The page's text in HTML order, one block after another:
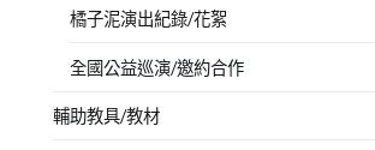
橘子泥演出紀錄/花絮
全國公益巡演/邀約合作
輔助教具/教材